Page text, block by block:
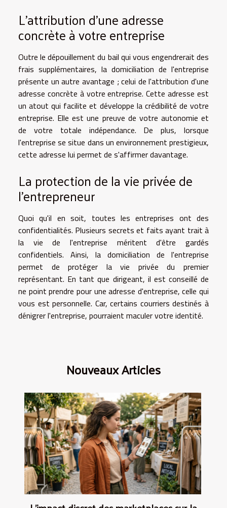
L'attribution d'une adresse
concrète à votre entreprise
Outre le dépouillement du bail qui vous engendrerait des
frais supplémentaires, la domiciliation de l'entreprise
présente un autre avantage ; celui de l'attribution d'une
adresse concrète à votre entreprise. Cette adresse est
un atout qui facilite et développe la crédibilité de votre
entreprise. Elle est une preuve de votre autonomie et
de votre totale indépendance. De plus, lorsque
l'entreprise se situe dans un environnement prestigieux,
cette adresse lui permet de s'affirmer davantage.
La protection de la vie privée de
l'entrepreneur
Quoi qu'il en soit, toutes les entreprises ont des
confidentialités. Plusieurs secrets et faits ayant trait à
la vie de l'entreprise méritent d'être gardés
confidentiels. Ainsi, la domiciliation de l'entreprise
permet de protéger la vie privée du premier
représentant. En tant que dirigeant, il est conseillé de
ne point prendre pour une adresse d'entreprise, celle qui
vous est personnelle. Car, certains courriers destinés à
dénigrer l'entreprise, pourraient maculer votre identité.
Nouveaux Articles